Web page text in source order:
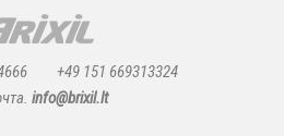
+49 151 669313324
info@brixil.lt